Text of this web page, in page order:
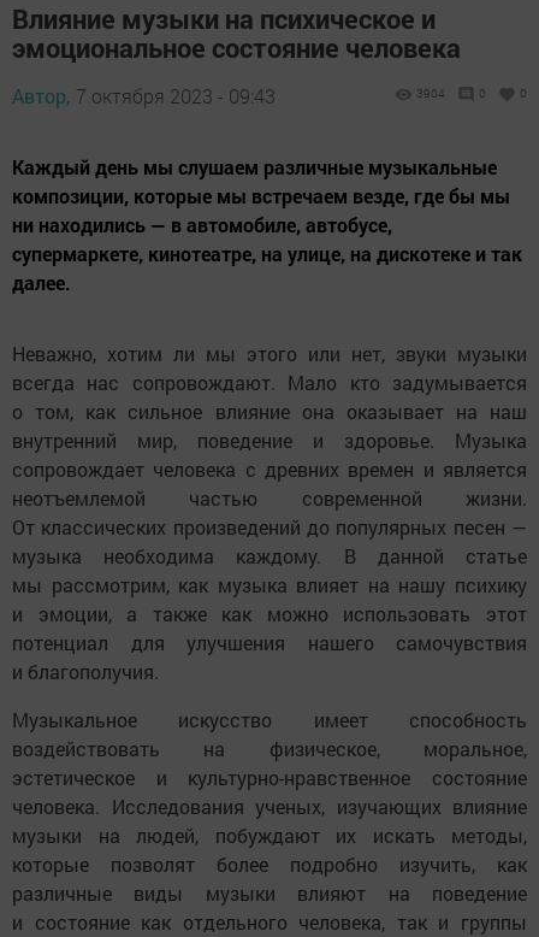
Влияние музыки на психическое и
эмоциональное состояние человека
Автор, 7 октября 2023 - 09:43 3904 0 0
Каждый день мы слушаем различные музыкальные
композиции, которые мы встречаем везде, где бы мы
ни находились — в автомобиле, автобусе,
супермаркете, кинотеатре, на улице, на дискотеке и так
далее.
Неважно, хотим ли мы этого или нет, звуки музыки
всегда нас сопровождают. Мало кто задумывается
о том, как сильное влияние она оказывает на наш
внутренний мир, поведение и здоровье. Музыка
сопровождает человека с древних времен и является
неотъемлемой частью современной жизни.
От классических произведений до популярных песен —
музыка необходима каждому. В данной статье
мы рассмотрим, как музыка влияет на нашу психику
и эмоции, а также как можно использовать этот
потенциал для улучшения нашего самочувствия
и благополучия.
Музыкальное искусство имеет способность
воздействовать на физическое, моральное,
эстетическое и культурно-нравственное состояние
человека. Исследования ученых, изучающих влияние
музыки на людей, побуждают их искать методы,
которые позволят более подробно изучить, как
различные виды музыки влияют на поведение
и состояние как отдельного человека, так и группы